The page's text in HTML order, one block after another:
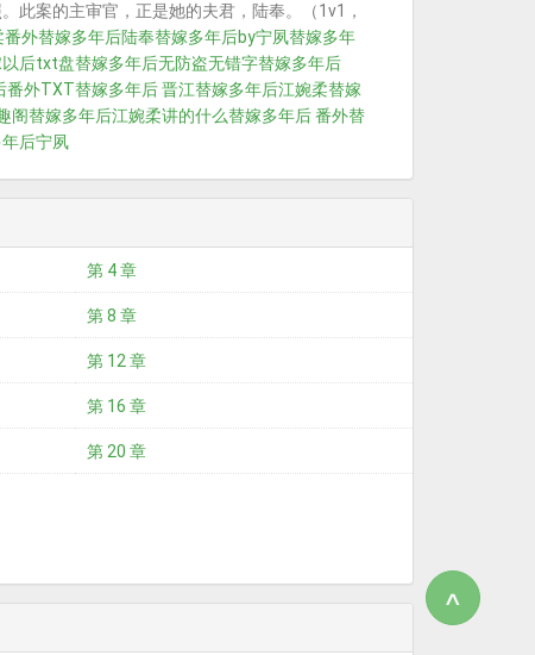
此案的主审官，正是她的夫君，陆奉。（1v1，
番外替嫁多年后陆奉替嫁多年后by宁夙替嫁多年
以后txt盘替嫁多年后无防盗无错字替嫁多年后
番外TXT替嫁多年后 晋江替嫁多年后江婉柔替嫁
阁替嫁多年后江婉柔讲的什么替嫁多年后 番外替
后宁夙
第 4 章
第 8 章
第 12 章
第 16 章
第 20 章
∧